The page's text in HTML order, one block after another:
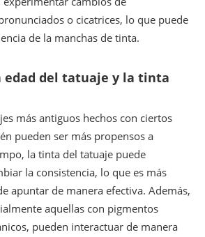
o cicatrices, lo que puede
de la manchas de tinta.
edad del tatuaje y la tinta
más antiguos hechos con ciertos
pueden ser más propensos a
la tinta del tatuaje puede
la consistencia, lo que es más
apuntar de manera efectiva. Además,
aquellas con pigmentos
pueden interactuar de manera